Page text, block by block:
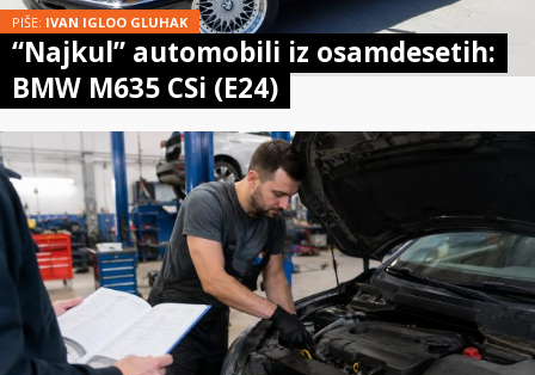
PIŠE: IVAN IGLOO GLUHAK
“Najkul” automobili iz osamdesetih:
BMW M635 CSi (E24)